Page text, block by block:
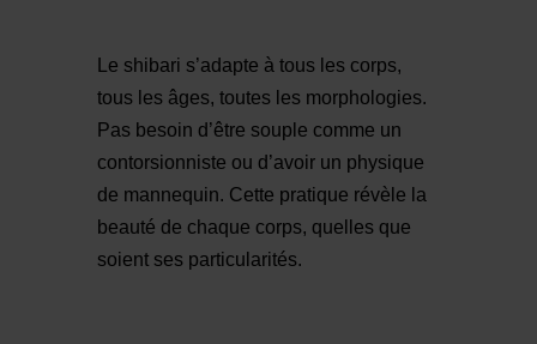
Le shibari s’adapte à tous les corps,
tous les âges, toutes les morphologies.
Pas besoin d’être souple comme un
contorsionniste ou d’avoir un physique
de mannequin. Cette pratique révèle la
beauté de chaque corps, quelles que
soient ses particularités.